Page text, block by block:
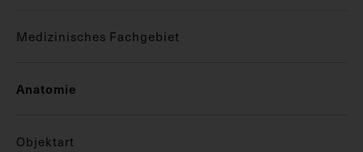
Medizinisches Fachgebiet
Anatomie
Objektart